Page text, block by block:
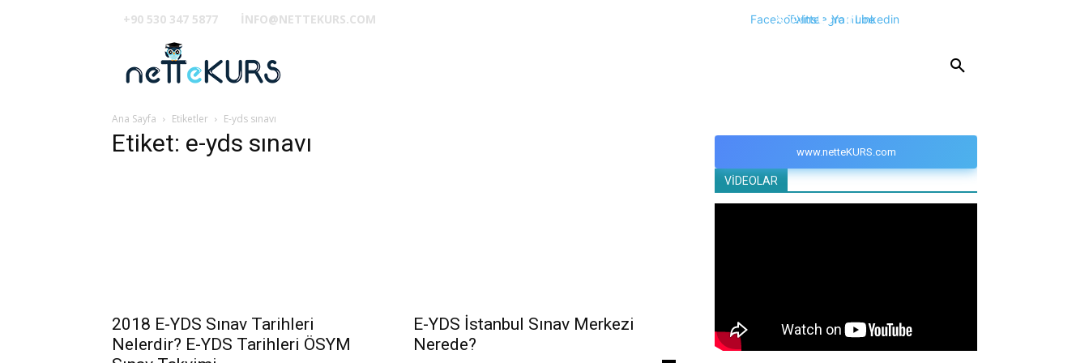
+90 530 347 5877 INFO@NETTEKURS.COM FacebookTwitter
InstagramYoutubeLinkedin
Ana Sayfa Etiketler E-yds sınavı
Etiket: e-yds sınavı
2018 E-YDS Sınav Tarihleri
Nelerdir? E-YDS Tarihleri ÖSYM
E-YDS İstanbul Sınav Merkezi
Nerede?
www.netteKURS.com
VİDEOLAR